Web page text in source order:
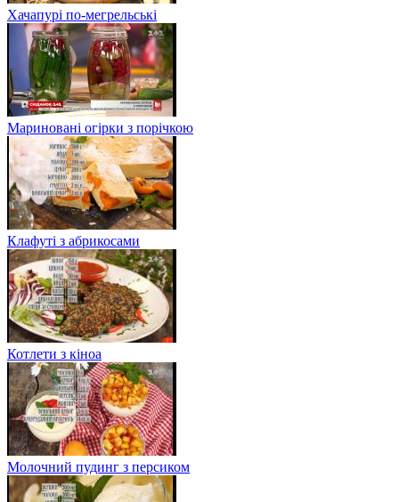
Хачапурі по-мегрельські
Мариновані огірки з порічкою
Клафуті з абрикосами
Котлети з кіноа
Молочний пудинг з персиком